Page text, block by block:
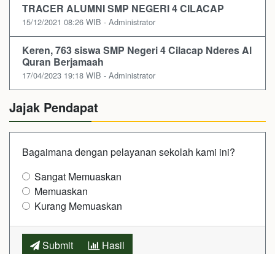
TRACER ALUMNI SMP NEGERI 4 CILACAP
15/12/2021 08:26 WIB - Administrator
Keren, 763 siswa SMP Negeri 4 Cilacap Nderes Al
Quran Berjamaah
17/04/2023 19:18 WIB - Administrator
Jajak Pendapat
Bagaimana dengan pelayanan sekolah kami ini?
Sangat Memuaskan
Memuaskan
Kurang Memuaskan
Submit Hasil